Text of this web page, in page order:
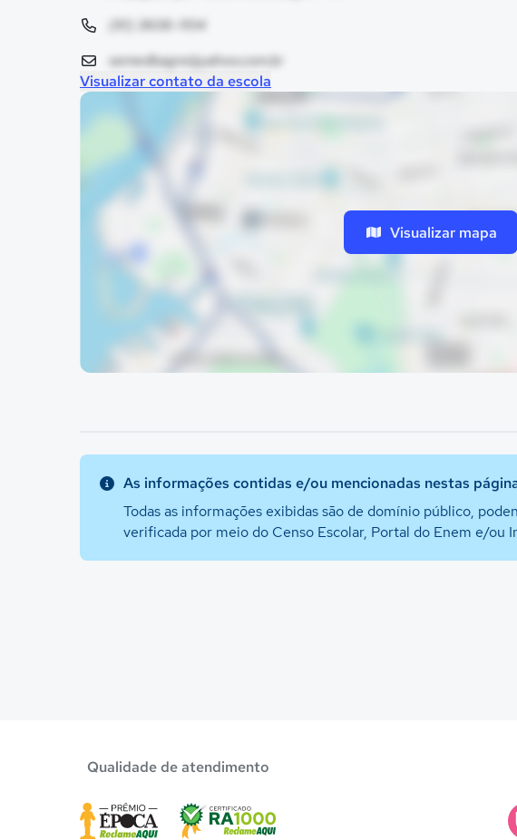
(91) 3606-1104
semedbagre@yahoo.com.br
Visualizar contato da escola
Visualizar mapa
As informações contidas e/ou mencionadas nestas
Todas as informações exibidas são de domínio público,
verificada por meio do Censo Escolar, Portal do Enem e/ou
Qualidade de atendimento